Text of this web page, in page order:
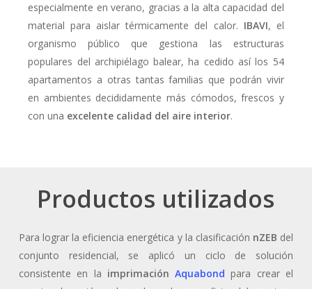
especialmente en verano, gracias a la alta capacidad del
material para aislar térmicamente del calor. IBAVI, el
organismo público que gestiona las estructuras
populares del archipiélago balear, ha cedido así los 54
apartamentos a otras tantas familias que podrán vivir
en ambientes decididamente más cómodos, frescos y
con una excelente calidad del aire interior.
Productos utilizados
Para lograr la eficiencia energética y la clasificación nZEB del
conjunto residencial, se aplicó un ciclo de solución
consistente en la imprimación Aquabond para crear el